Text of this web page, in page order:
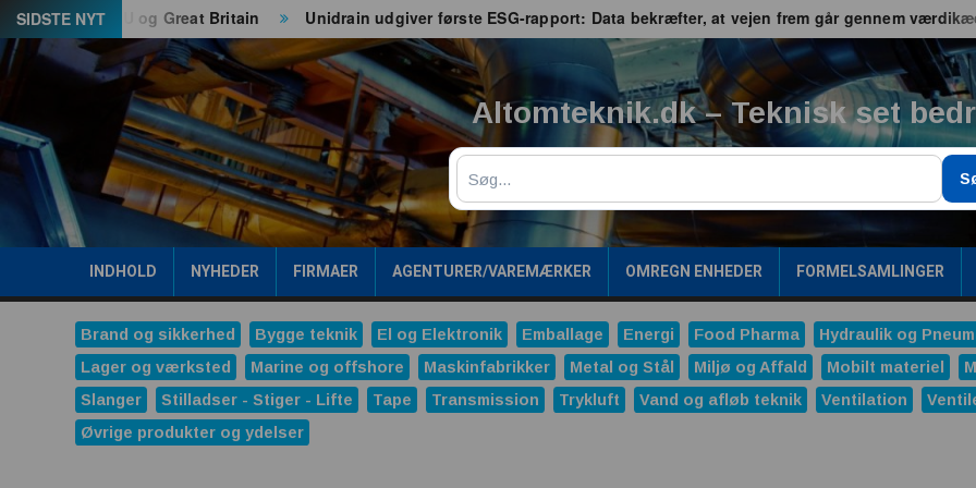
Spring
til
indhold
SIDSTE NYT
både EU og Great Britain Unidrain udgiver første ESG-rapport: Data bekræfter, at vejen frem går gennem værdikæden
Altomteknik.dk – Teknisk set
Søg
INDHOLD NYHEDER FIRMAER AGENTURER/VAREMÆRKER OMREGN ENHEDER FORMELSAMLINGER
Brand og sikkerhed Bygge teknik El og Elektronik Emballage Energi Food Pharma Hydraulik og
Lager og værksted
Marine og offshore Maskinfabrikker Metal og Stål Miljø og Affald Mobilt materiel
Slanger
Stilladser - Stiger - Lifte Tape Transmission Trykluft Vand og afløb teknik Ventilation
Øvrige produkter og ydelser